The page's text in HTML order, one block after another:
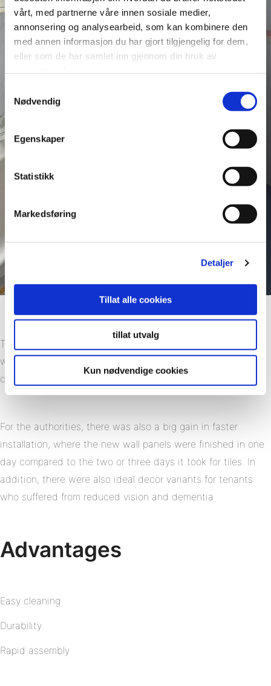
vårt, med partnerne våre innen sosiale medier,
annonsering og analysearbeid, som kan kombinere den
med annen informasjon du har gjort tilgjengelig for dem,
eller som de har samlet inn gjennom din bruk av
Nødvendig
Egenskaper
Statistikk
Markedsføring
Detaljer
Tillat alle cookies
tillat utvalg
Kun nødvendige cookies
The feedback from the residents was good: Without grout
where dirt accumulates, the Fibo wall panels were easier to
clean and maintain.
For the authorities, there was also a big gain in faster
installation, where the new wall panels were finished in one
day compared to the two or three days it took for tiles. In
addition, there were also ideal decor variants for tenants
who suffered from reduced vision and dementia
Advantages
Easy cleaning
Durability
Rapid assembly